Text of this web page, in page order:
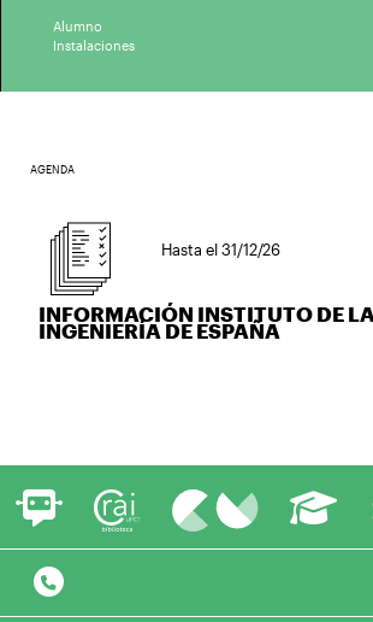
Alumno
Instalaciones
AGENDA
Hasta el 31/12/26
INFORMACIÓN INSTITUTO DE LA
INGENIERÍA DE ESPAÑA